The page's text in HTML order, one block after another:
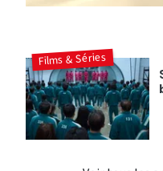
Films & Séries